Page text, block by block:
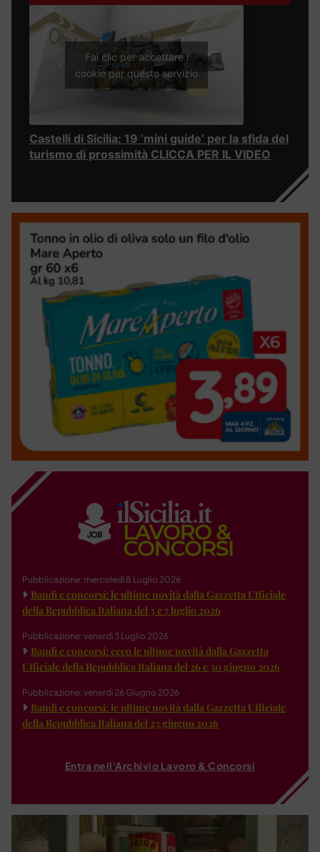
Fai clic per accettare i
cookie per questo servizio
Castelli di Sicilia: 19 ‘mini guide’ per la sfida del
turismo di prossimità CLICCA PER IL VIDEO
Pubblicazione: mercoledì 8 Luglio 2026
Bandi e concorsi: le ultime novità dalla Gazzetta Ufficiale
della Repubblica Italiana del 3 e 7 luglio 2026
Pubblicazione: venerdì 3 Luglio 2026
Bandi e concorsi: ecco le ultime novità dalla Gazzetta
Ufficiale della Repubblica Italiana del 26 e 30 giugno 2026
Pubblicazione: venerdì 26 Giugno 2026
Bandi e concorsi: le ultime novità dalla Gazzetta Ufficiale
della Repubblica Italiana del 23 giugno 2026
Entra nell'Archivio Lavoro & Concorsi